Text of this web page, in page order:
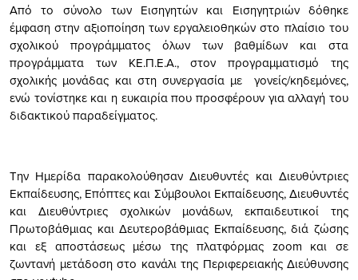
Από το σύνολο των Εισηγητών και Εισηγητριών δόθηκε
έμφαση στην αξιοποίηση των εργαλειοθηκών στο πλαίσιο του
σχολικού προγράμματος όλων των βαθμίδων και στα
προγράμματα των ΚΕ.Π.Ε.Α., στον προγραμματισμό της
σχολικής μονάδας και στη συνεργασία με γονείς/κηδεμόνες,
ενώ τονίστηκε και η ευκαιρία που προσφέρουν για αλλαγή του
διδακτικού παραδείγματος.
Την Ημερίδα παρακολούθησαν Διευθυντές και Διευθύντριες
Εκπαίδευσης, Επόπτες και Σύμβουλοι Εκπαίδευσης, Διευθυντές
και Διευθύντριες σχολικών μονάδων, εκπαιδευτικοί της
Πρωτοβάθμιας και Δευτεροβάθμιας Εκπαίδευσης, διά ζώσης
και εξ αποστάσεως μέσω της πλατφόρμας zoom και σε
ζωντανή μετάδοση στο κανάλι της Περιφερειακής Διεύθυνσης